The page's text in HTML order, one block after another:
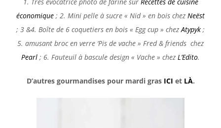
économique ; 2. Mini pelle à sucre « Nid » en bois chez Neëst
; 3 &4. Boîte de 6 coquetiers en bois « Egg cup » chezAtypyk ;
5. amusant broc en verre ‘Pis de vache » Fred & friends chez
Pearl ; 6. Fauteuil à bascule design « Vache » chez L’Edito.
D’autres gourmandises pour mardi gras ICI et LÀ.